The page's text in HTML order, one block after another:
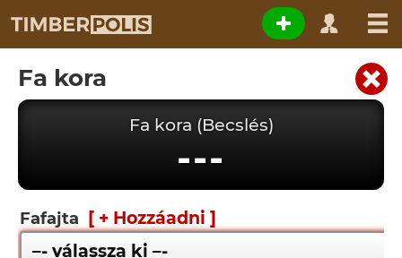
Fa kora
Fa kora (Becslés)
---
Fafajta [ + Hozzáadni ]